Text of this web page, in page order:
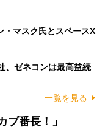
・マスク氏とスペースX
、ゼネコンは最高益続
一覧を見る
ブ番長！」